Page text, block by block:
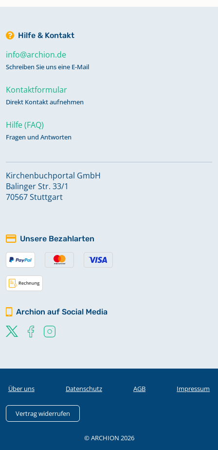
Hilfe & Kontakt
info@archion.de
Schreiben Sie uns eine E-Mail
Kontaktformular
Direkt Kontakt aufnehmen
Hilfe (FAQ)
Fragen und Antworten
Kirchenbuchportal GmbH
Balinger Str. 33/1
70567 Stuttgart
Unsere Bezahlarten
Archion auf Social Media
Über uns Datenschutz AGB Impressum
Vertrag widerrufen
© ARCHION 2026